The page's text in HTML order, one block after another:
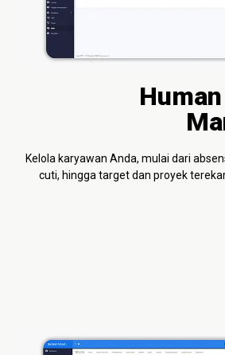
Kelola karyawan Anda, mulai dari
cuti, hingga target dan proyek